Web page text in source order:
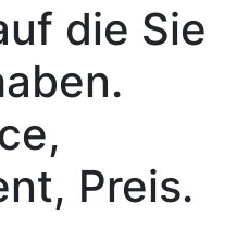
die Sie
Preis.